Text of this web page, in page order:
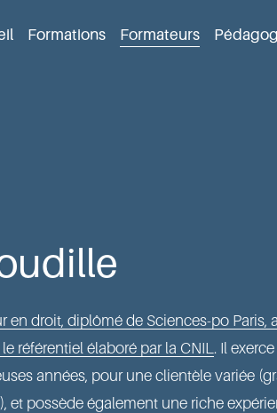
Formations Formateurs
en droit, diplômé de Sciences-po Paris,
référentiel élaboré par la CNIL . Il
années, pour une clientèle variée
et possède également une riche